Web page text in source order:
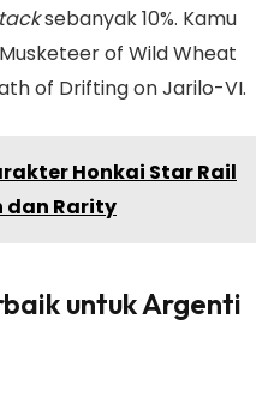
sebanyak 10%. Kamu
of Wild Wheat
of Drifting on Jarilo-VI.
Honkai Star Rail
dan Rarity
untuk Argenti